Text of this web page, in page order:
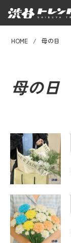
HOME 母の日
母の日